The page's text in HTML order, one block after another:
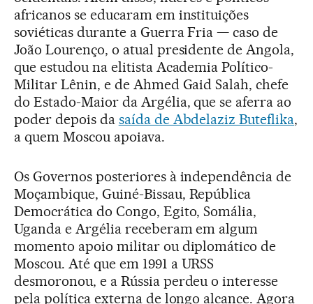
africanos se educaram em instituições
soviéticas durante a Guerra Fria — caso de
João Lourenço, o atual presidente de Angola,
que estudou na elitista Academia Político-
Militar Lênin, e de Ahmed Gaid Salah, chefe
do Estado-Maior da Argélia, que se aferra ao
poder depois da saída de Abdelaziz Buteflika,
a quem Moscou apoiava.
Os Governos posteriores à independência de
Moçambique, Guiné-Bissau, República
Democrática do Congo, Egito, Somália,
Uganda e Argélia receberam em algum
momento apoio militar ou diplomático de
Moscou. Até que em 1991 a URSS
desmoronou, e a Rússia perdeu o interesse
pela política externa de longo alcance. Agora